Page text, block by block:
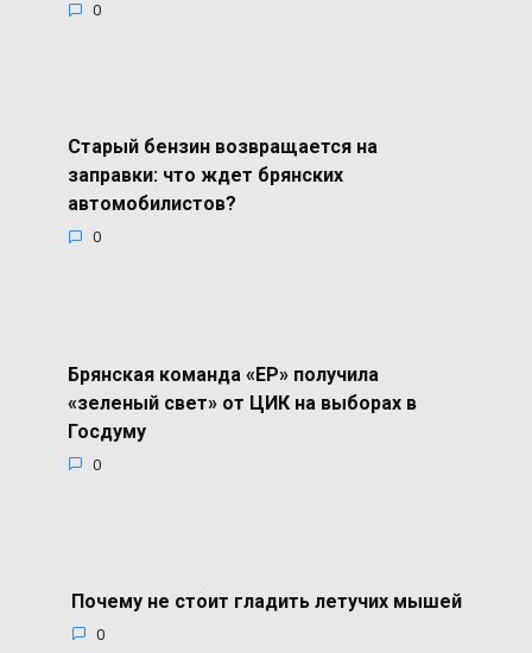
0
Старый бензин возвращается на
заправки: что ждет брянских
автомобилистов?
0
Брянская команда «ЕР» получила
«зеленый свет» от ЦИК на выборах в
Госдуму
0
Почему не стоит гладить летучих мышей
0